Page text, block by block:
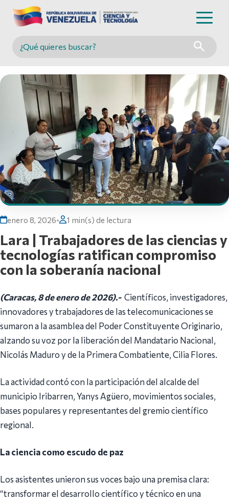
Buscar en MINCYT
enero 8, 2026• 1 min(s) de lectura
Lara | Trabajadores de las ciencias y
tecnologías ratifican compromiso
con la soberanía nacional
(Caracas, 8 de enero de 2026).- Científicos, investigadores,
innovadores y trabajadores de las telecomunicaciones se
sumaron a la asamblea del Poder Constituyente Originario,
alzando su voz por la liberación del Mandatario Nacional,
Nicolás Maduro y de la Primera Combatiente, Cilia Flores.
La actividad contó con la participación del alcalde del
municipio Iribarren, Yanys Agüero, movimientos sociales,
bases populares y representantes del gremio científico
regional.
La ciencia como escudo de paz
Los asistentes unieron sus voces bajo una premisa clara:
“transformar el desarrollo científico y técnico en una